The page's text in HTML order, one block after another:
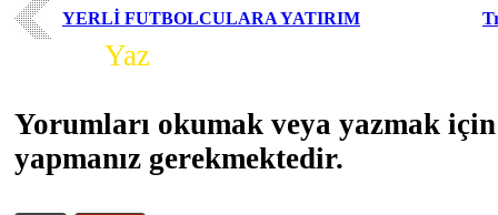
YERLİ FUTBOLCULARA YATIRIM
Yaz
Yorumları okumak veya yazmak
yapmanız gerekmektedir.